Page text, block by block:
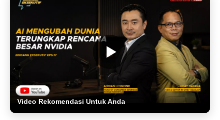
Video Rekomendasi Untuk Anda